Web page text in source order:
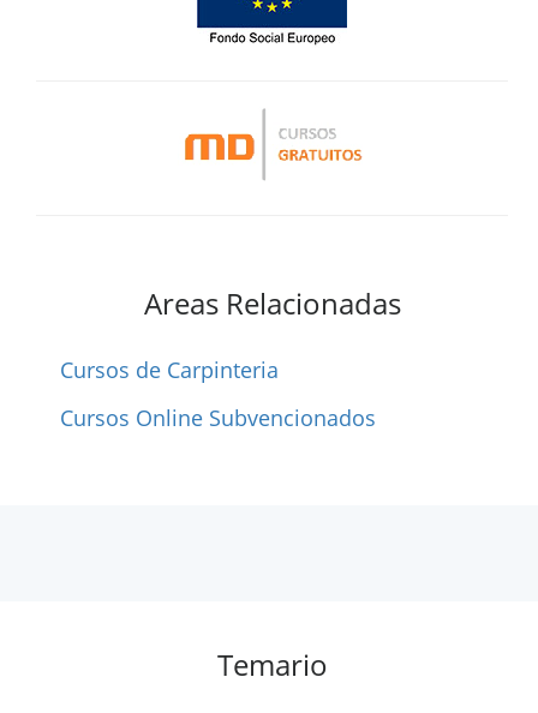
Areas Relacionadas
Cursos de Carpinteria
Cursos Online Subvencionados
Temario